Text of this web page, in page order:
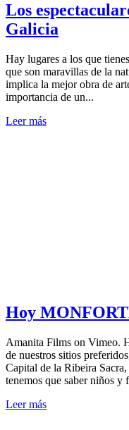
Los
Galicia
Hay lugares a los que
que son maravillas de la
implica la mejor obra de
importancia de un...
Leer más
Hoy
Amanita Films on Vimeo.
de nuestros sitios
Capital de la Ribeira
tenemos que saber niños
Leer más